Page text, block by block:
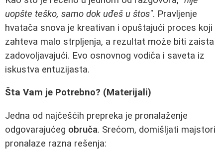
uopšte teško, samo dok uđeš u štos". Pravljenje
hvatača snova je kreativan i opuštajući proces koji
zahteva malo strpljenja, a rezultat može biti zaista
zadovoljavajući. Evo osnovnog vodiča i saveta iz
iskustva entuzijasta.
Šta Vam je Potrebno? (Materijali)
Jedna od najčešćih prepreka je pronalaženje
odgovarajućeg obruča. Srećom, domišljati majstori
pronalaze razna rešenja: